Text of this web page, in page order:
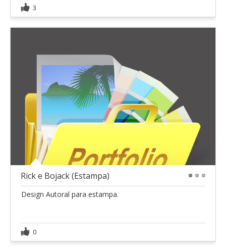
3
Rick e Bojack (Estampa)
Design Autoral para estampa.
0